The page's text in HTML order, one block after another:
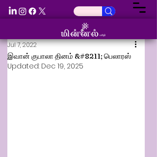
இவான் குபாலா தினம் &#8211; பெலாரஸ்
Jul 7, 2022
Updated: Dec 19, 2025